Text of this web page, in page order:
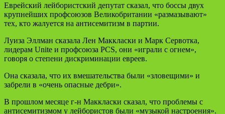
Еврейский лейбористский депутат сказал, что боссы двух
крупнейших профсоюзов Великобритании «размазывают»
тех, кто жалуется на антисемитизм в партии.
Луиза Эллман сказала Лен Маккласки и Марк Сервотка,
лидерам Unite и профсоюза PCS, они «играли с огнем»,
говоря о степени дискриминации евреев.
Она сказала, что их вмешательства были «зловещими» и
забрели в «очень опасные дебри».
В прошлом месяце г-н Маккласки сказал, что проблемы с
антисемитизмом у лейбористов были «музыкой настроения».